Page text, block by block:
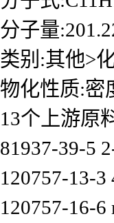
分子量
类别:其他>
物化性质:密
13个上游原
81937-39-5
120757-13-
120757-16-6